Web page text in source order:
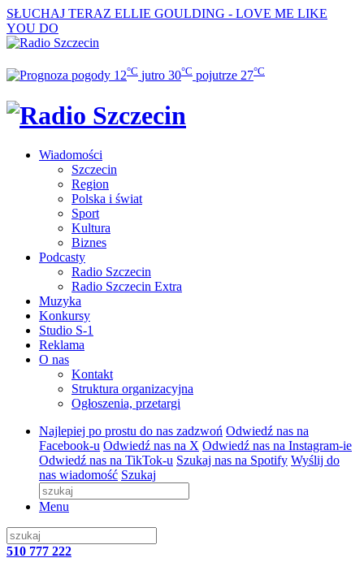
SŁUCHAJ TERAZ ELLIE GOULDING - LOVE ME LIKE
YOU DO
12°C jutro 30°C pojutrze 27°C
Wiadomości
Szczecin
Region
Polska i świat
Sport
Kultura
Biznes
Podcasty
Radio Szczecin
Radio Szczecin Extra
Muzyka
Konkursy
Studio S-1
Reklama
O nas
Kontakt
Struktura organizacyjna
Ogłoszenia, przetargi
Najlepiej po prostu do nas zadzwoń Odwiedź nas na
Facebook-u Odwiedź nas na X Odwiedź nas na Instagram-ie
Odwiedź nas na TikTok-u Szukaj nas na Spotify Wyślij do
nas wiadomość Szukaj
Menu
510 777 222